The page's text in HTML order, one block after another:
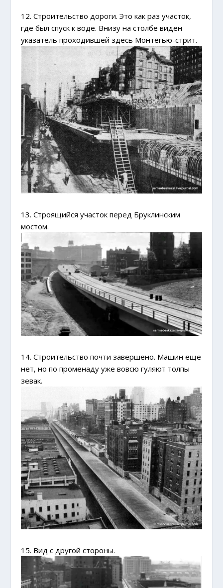
12. Строительство дороги. Это как раз участок,
где был спуск к воде. Внизу на столбе виден
указатель проходившей здесь Монтегью-стрит.
13. Строящийся участок перед Бруклинским
мостом.
14. Строительство почти завершено. Машин еще
нет, но по променаду уже вовсю гуляют толпы
зевак.
15. Вид с другой стороны.